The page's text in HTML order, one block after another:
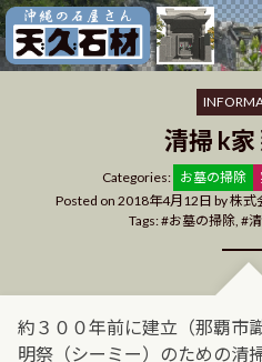
Skip
to
content
清掃 k家
Categories: Categories
お墓の掃除
Posted on 2018年4月12日 by株式
Tags:
お墓の掃除,
約３００年前に建立（那覇市
明祭（シーミー）のための清掃